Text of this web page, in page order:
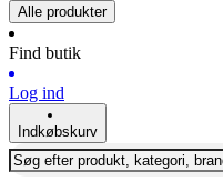
Alle produkter
Find butik
Log ind
Indkøbskurv